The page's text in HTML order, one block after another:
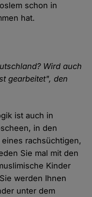
schon in
hat.
Wird auch
gearbeitet", den
ist auch in
in den
rachsüchtigen,
Sie mal mit den
Kinder
werden Ihnen
unter dem